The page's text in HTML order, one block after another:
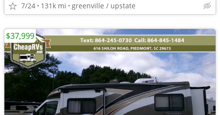
7/24 131k mi greenville / upstate
$37,999